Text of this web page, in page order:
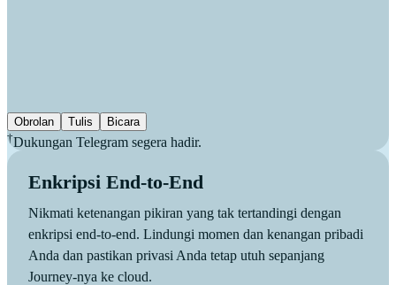
Obrolan Tulis
Bicara
†Dukungan Telegram segera hadir.
Enkripsi End-to-End
Nikmati ketenangan pikiran yang tak tertandingi dengan
enkripsi end-to-end. Lindungi momen dan kenangan pribadi
Anda dan pastikan privasi Anda tetap utuh sepanjang
Journey-nya ke cloud.